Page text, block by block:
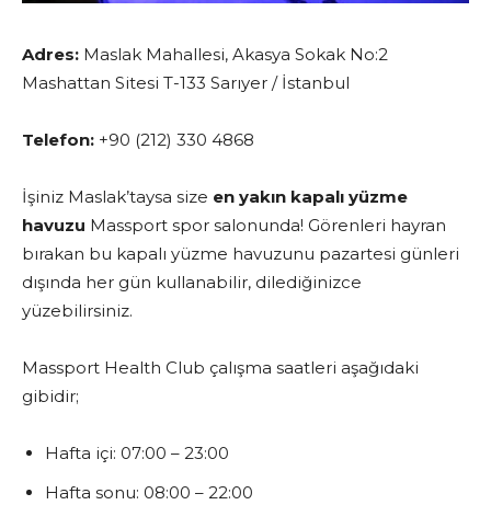
Adres: Maslak Mahallesi, Akasya Sokak No:2
Mashattan Sitesi T-133 Sarıyer / İstanbul
Telefon: +90 (212) 330 4868
İşiniz Maslak’taysa size en yakın kapalı yüzme
havuzu Massport spor salonunda! Görenleri hayran
bırakan bu kapalı yüzme havuzunu pazartesi günleri
dışında her gün kullanabilir, dilediğinizce
yüzebilirsiniz.
Massport Health Club çalışma saatleri aşağıdaki
gibidir;
Hafta içi: 07:00 – 23:00
Hafta sonu: 08:00 – 22:00